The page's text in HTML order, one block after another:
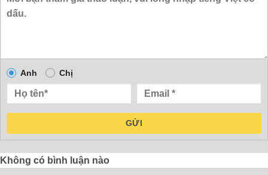
Anh Chị
GỬI
Không có bình luận nào